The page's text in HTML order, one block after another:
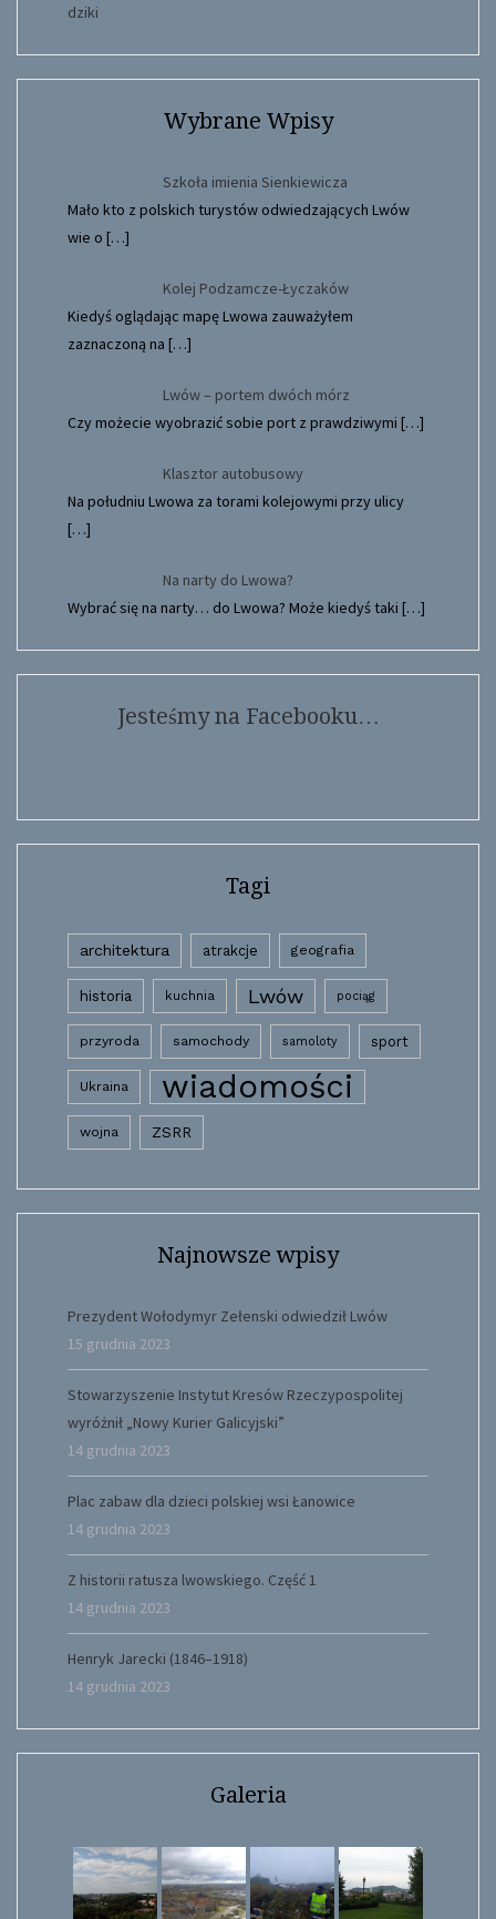
dziki
Wybrane Wpisy
Szkoła imienia Sienkiewicza
Mało kto z polskich turystów odwiedzających Lwów
wie o […]
Kolej Podzamcze-Łyczaków
Kiedyś oglądając mapę Lwowa zauważyłem
zaznaczoną na […]
Lwów – portem dwóch mórz
Czy możecie wyobrazić sobie port z prawdziwymi […]
Klasztor autobusowy
Na południu Lwowa za torami kolejowymi przy ulicy
[…]
Na narty do Lwowa?
Wybrać się na narty… do Lwowa? Może kiedyś taki […]
Jesteśmy na Facebooku…
Tagi
architektura atrakcje geografia
historia kuchnia Lwów pociąg
przyroda samochody samoloty sport
Ukraina wiadomości
wojna ZSRR
Najnowsze wpisy
Prezydent Wołodymyr Zełenski odwiedził Lwów
15 grudnia 2023
Stowarzyszenie Instytut Kresów Rzeczypospolitej
wyróżnił „Nowy Kurier Galicyjski”
14 grudnia 2023
Plac zabaw dla dzieci polskiej wsi Łanowice
14 grudnia 2023
Z historii ratusza lwowskiego. Część 1
14 grudnia 2023
Henryk Jarecki (1846–1918)
14 grudnia 2023
Galeria